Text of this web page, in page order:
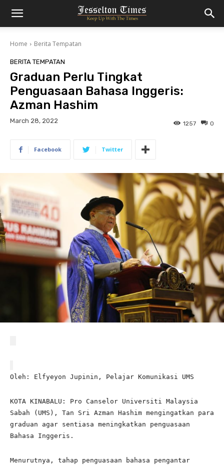
Home Berita Tempatan
BERITA TEMPATAN
Graduan Perlu Tingkat
Penguasaan Bahasa Inggeris:
Azman Hashim
March 28, 2022 0
1257
Facebook Twitter
Oleh: Elfyeyon Jupinin, Pelajar Komunikasi UMS
KOTA KINABALU: Pro Canselor Universiti Malaysia
Sabah (UMS), Tan Sri Azman Hashim mengingatkan para
graduan agar sentiasa meningkatkan penguasaan
Bahasa Inggeris.
Menurutnya, tahap penguasaan bahasa pengantar